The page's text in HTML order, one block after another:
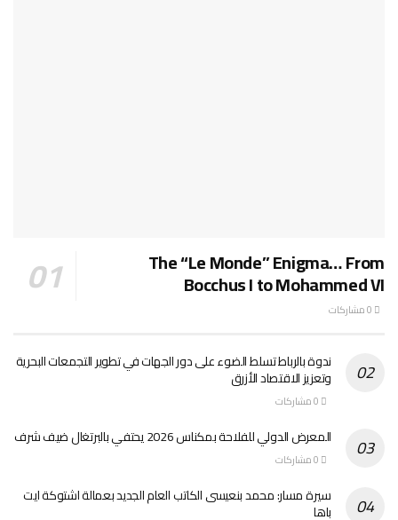
The “Le Monde” Enigma… From
Bocchus I to Mohammed VI
ندوة بالرباط تسلط الضوء على دور الجهات في تطوير التجمعات البحرية
وتعزيز الاقتصاد الأزرق
المعرض الدولي للفلاحة بمكناس 2026 يحتفي بالبرتغال ضيف شرف
سيرة مسار: محمد بنعيسى الكاتب العام الجديد بعمالة اشتوكة ايت
باها